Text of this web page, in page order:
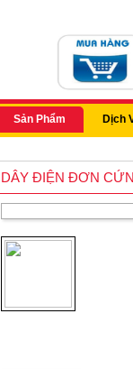
Sản Phẩm Dịch
DÂY ĐIỆN ĐƠN